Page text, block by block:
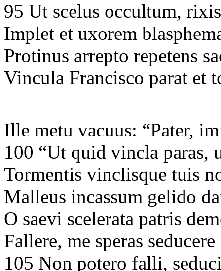
95 Ut scelus occultum,
Implet et uxorem
Protinus arrepto repetens
Vincula Francisco parat et
Ille metu vacuus: “Pater,
100 “Ut quid vincla paras,
Tormentis vinclisque tuis
Malleus incassum gelido
O saevi scelerata patris
Fallere, me speras
105 Non potero falli,